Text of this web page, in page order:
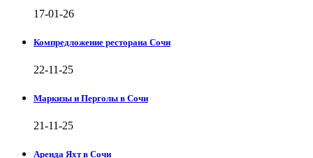
17-01-26
Компредложение ресторана Сочи
22-11-25
Маркизы и Перголы в Сочи
21-11-25
Аренда Яхт в Сочи